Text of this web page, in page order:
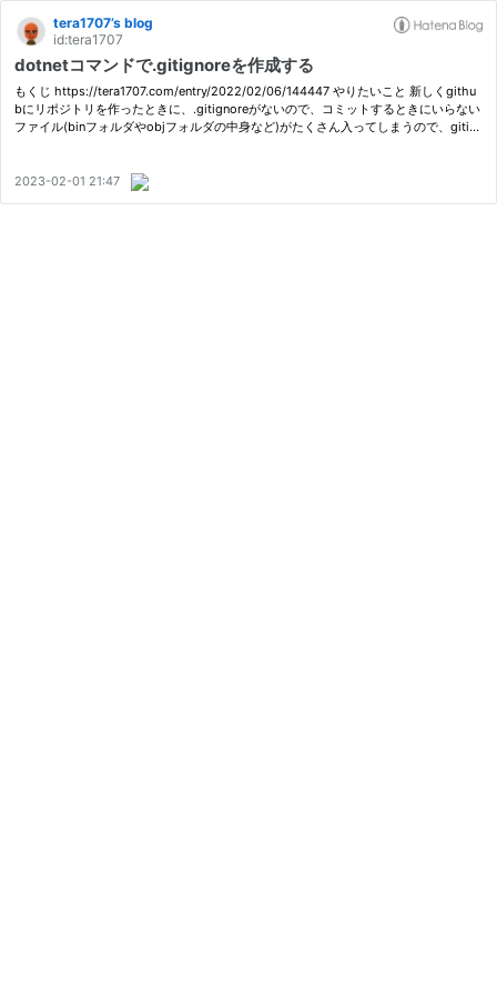
tera1707’s blog
id:tera1707
dotnetコマンドで.gitignoreを作成する
もくじ https://tera1707.com/entry/2022/02/06/144447 やりたいこと 新しくgithu
bにリポジトリを作ったときに、.gitignoreがないので、コミットするときにいらない
ファイル(binフォルダやobjフォルダの中身など)がたくさん入ってしまうので、gitig
2023-02-01 21:47